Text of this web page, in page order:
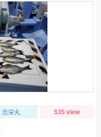
忠栄丸 535 view